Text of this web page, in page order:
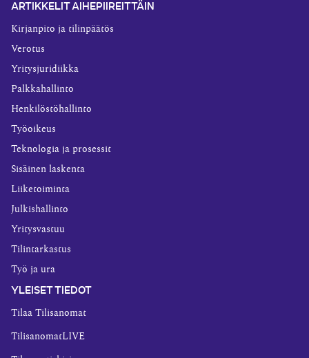
ARTIKKELIT AIHEPIIREITTÄIN
Kirjanpito ja tilinpäätös
Verotus
Yritysjuridiikka
Palkkahallinto
Henkilöstöhallinto
Työoikeus
Teknologia ja prosessit
Sisäinen laskenta
Liiketoiminta
Julkishallinto
Yritysvastuu
Tilintarkastus
Työ ja ura
YLEISET TIEDOT
Tilaa Tilisanomat
TilisanomatLIVE